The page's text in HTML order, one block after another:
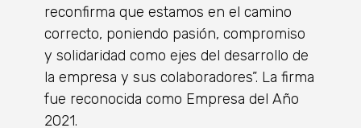
reconfirma que estamos en el camino
correcto, poniendo pasión, compromiso
y solidaridad como ejes del desarrollo de
la empresa y sus colaboradores”. La firma
fue reconocida como Empresa del Año
2021.